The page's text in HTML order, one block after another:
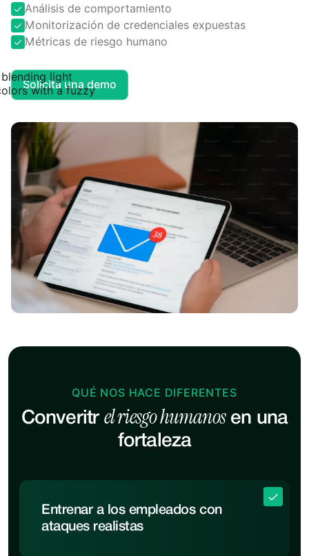
Análisis de comportamiento
Monitorización de credenciales expuestas
Métricas de riesgo humano
Solicita una demo
QUÉ NOS HACE DIFERENTES
Converitr el riesgo humanosen una
fortaleza
Entrenar a los empleados con
ataques realistas